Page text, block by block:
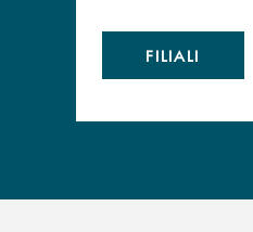
FILIALI